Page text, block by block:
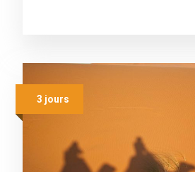
3 jours